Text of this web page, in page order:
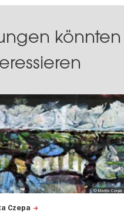
könnten
Czepa
© Marita Czepa